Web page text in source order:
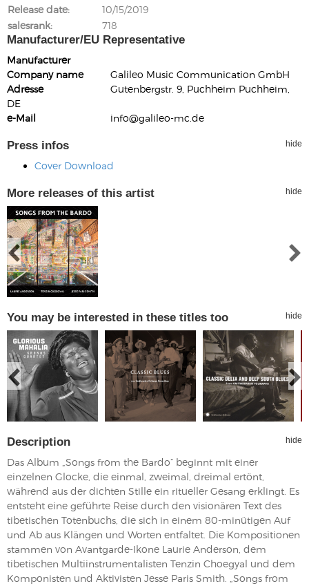
Release date
10/15/2019
salesrank
718
Manufacturer/EU Representative
Manufacturer
Company name
Galileo Music Communication GmbH
Adresse
Gutenbergstr. 9, Puchheim Puchheim,
DE
e-Mail
info@galileo-mc.de
Press infos hide
Cover Download
More releases of this artist hide
You may be interested in these titles too hide
Description hide
Das Album „Songs from the Bardo“ beginnt mit einer
einzelnen Glocke, die einmal, zweimal, dreimal ertönt,
während aus der dichten Stille ein ritueller Gesang erklingt. Es
entsteht eine geführte Reise durch den visionären Text des
tibetischen Totenbuchs, die sich in einem 80-minütigen Auf
und Ab aus Klängen und Worten entfaltet. Die Kompositionen
stammen von Avantgarde-Ikone Laurie Anderson, dem
tibetischen Multiinstrumentalisten Tenzin Choegyal und dem
Komponisten und Aktivisten Jesse Paris Smith. „Songs from